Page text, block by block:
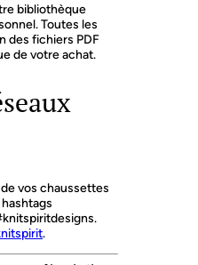
bibliothèque
Toutes les
des fichiers PDF
de votre achat.
vos chaussettes
.